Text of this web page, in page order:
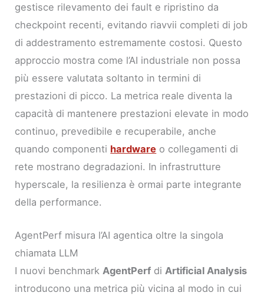
gestisce rilevamento dei fault e ripristino da
checkpoint recenti, evitando riavvii completi di job
di addestramento estremamente costosi. Questo
approccio mostra come l’AI industriale non possa
più essere valutata soltanto in termini di
prestazioni di picco. La metrica reale diventa la
capacità di mantenere prestazioni elevate in modo
continuo, prevedibile e recuperabile, anche
quando componenti hardware o collegamenti di
rete mostrano degradazioni. In infrastrutture
hyperscale, la resilienza è ormai parte integrante
della performance.
AgentPerf misura l’AI agentica oltre la singola
chiamata LLM
I nuovi benchmark AgentPerf di Artificial Analysis
introducono una metrica più vicina al modo in cui